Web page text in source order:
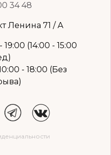
34 48
Ленина 71 / А
(14:00 - 15:00
- 18:00 (Без